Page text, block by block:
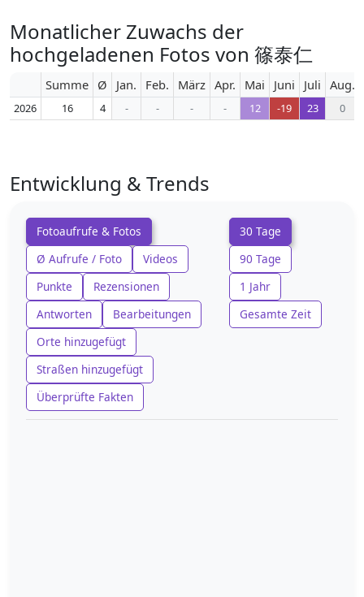
Monatlicher Zuwachs der
hochgeladenen Fotos von 篠泰仁
Summe Ø Jan. Feb. März Apr. Mai Juni Juli Aug.
2026 16 4 - - - - 12 -19 23 0
Entwicklung & Trends
Fotoaufrufe & Fotos
Ø Aufrufe / Foto
Videos
Punkte
Rezensionen
Antworten
Bearbeitungen
Orte hinzugefügt
Straßen hinzugefügt
Überprüfte Fakten
30 Tage
90 Tage
1 Jahr
Gesamte Zeit